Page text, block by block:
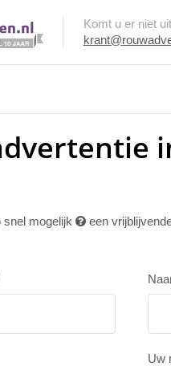
Komt u er niet
mogelijk
een
Uw